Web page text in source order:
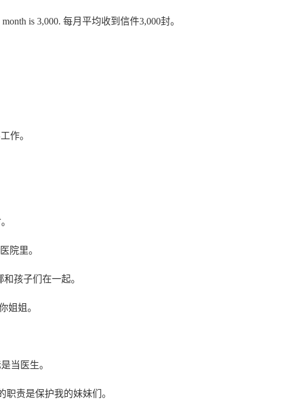
is 3,000. 每月平均收到信件3,000封。
作。
院里。
孩子们在一起。
姐姐。
当医生。
责是保护我的妹妹们。